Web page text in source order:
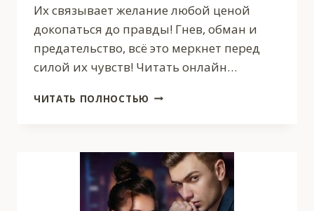
Их связывает желание любой ценой
докопаться до правды! Гнев, обман и
предательство, всё это меркнет перед
силой их чувств! Читать онлайн…
ЧИТАТЬ ПОЛНОСТЬЮ ПАПАРАЦЦИ.
СЧАСТЬЕМ.
ИЗМЕНИ
МОЮ
ЖИЗНЬ